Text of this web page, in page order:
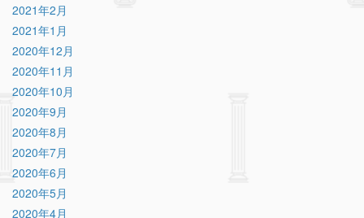
2021年2月
2021年1月
2020年12月
2020年11月
2020年10月
2020年9月
2020年8月
2020年7月
2020年6月
2020年5月
2020年4月